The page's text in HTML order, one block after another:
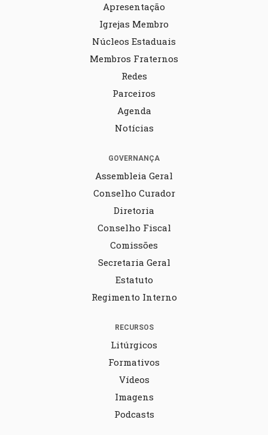
Apresentação
Igrejas Membro
Núcleos Estaduais
Membros Fraternos
Redes
Parceiros
Agenda
Notícias
GOVERNANÇA
Assembleia Geral
Conselho Curador
Diretoria
Conselho Fiscal
Comissões
Secretaria Geral
Estatuto
Regimento Interno
RECURSOS
Litúrgicos
Formativos
Vídeos
Imagens
Podcasts